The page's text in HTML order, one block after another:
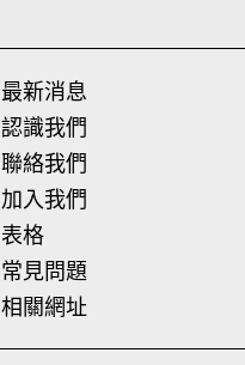
最新消息
認識我們
聯絡我們
加入我們
表格
常見問題
相關網址